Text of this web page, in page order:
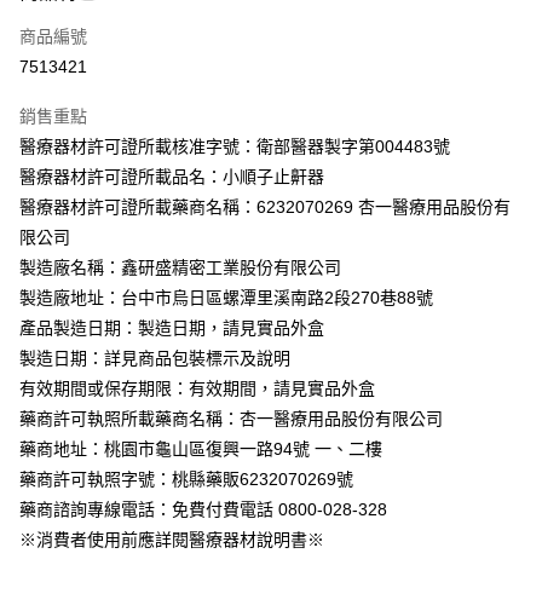
信用卡一次付款
信用卡分期付款
合作金庫商業銀行
華南商業銀行
彰化商業銀行
上海商業儲蓄銀行
台北富邦商業銀行
國泰世華商業銀行
兆豐國際商業銀行
臺灣中小企業銀行
匯豐（台灣）商業銀行
聯邦商業銀行
遠東國際商業銀行
元大商業銀行
永豐商業銀行
玉山商業銀行
星展（台灣）商業銀行
台新國際商業銀行
台灣樂天信用卡公司
6 期 0 利率 每期
華南商業銀行
彰化商業銀行
上海商業儲蓄銀行
台北富邦商業銀行
國泰世華商業銀行
臺灣中小企業銀行
台中商業銀行
匯豐（台灣）商業銀行
華泰商業銀行
聯邦商業銀行
遠東國際商業銀行
元大商業銀行
永豐商業銀行
玉山商業銀行
台新國際商業銀行
中國信託商業銀行
台灣樂天信用卡公司
LINE Pay
Apple Pay
街口支付
悠遊付
Google Pay
全盈+PAY
大哥付你分期
相關說明
1.本服務由台灣大哥大提供，台灣大哥大用戶可立即使用無須另外申請。
2.付款方式選擇「大哥付你分期」，訂單成立後會自動跳轉到大哥付的交易
AFTEE先享後付
相關說明
商品編號
7513421
銷售重點
醫療器材許可證所載核准字號：衛部醫器製字第004483號
醫療器材許可證所載品名：小順子止鼾器
醫療器材許可證所載藥商名稱：6232070269 杏一醫療用品股份有
限公司
製造廠名稱：鑫研盛精密工業股份有限公司
製造廠地址：台中市烏日區螺潭里溪南路2段270巷88號
產品製造日期：製造日期，請見實品外盒
製造日期：詳見商品包裝標示及說明
有效期間或保存期限：有效期間，請見實品外盒
藥商許可執照所載藥商名稱：杏一醫療用品股份有限公司
藥商地址：桃園市龜山區復興一路94號 一、二樓
藥商許可執照字號：桃縣藥販6232070269號
藥商諮詢專線電話：免費付費電話 0800-028-328
※消費者使用前應詳閱醫療器材說明書※